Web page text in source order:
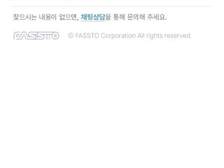
찾으시는 내용이 없으면, 채팅상담을 통해 문의해 주세요.